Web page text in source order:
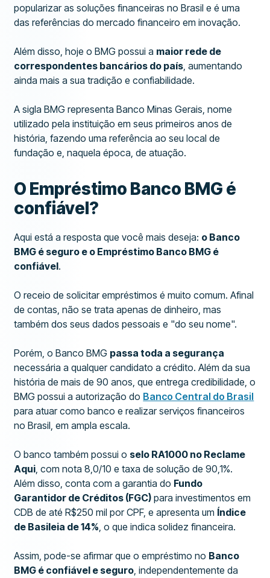
popularizar as soluções financeiras no Brasil e é uma
das referências do mercado financeiro em inovação.
Além disso, hoje o BMG possui a maior rede de
correspondentes bancários do país, aumentando
ainda mais a sua tradição e confiabilidade.
A sigla BMG representa Banco Minas Gerais, nome
utilizado pela instituição em seus primeiros anos de
história, fazendo uma referência ao seu local de
fundação e, naquela época, de atuação.
O Empréstimo Banco BMG é
confiável?
Aqui está a resposta que você mais deseja: o Banco
BMG é seguro e o Empréstimo Banco BMG é
confiável.
O receio de solicitar empréstimos é muito comum. Afinal
de contas, não se trata apenas de dinheiro, mas
também dos seus dados pessoais e "do seu nome".
Porém, o Banco BMG passa toda a segurança
necessária a qualquer candidato a crédito. Além da sua
história de mais de 90 anos, que entrega credibilidade, o
BMG possui a autorização do Banco Central do Brasil
para atuar como banco e realizar serviços financeiros
no Brasil, em ampla escala.
O banco também possui o selo RA1000 no Reclame
Aqui, com nota 8,0/10 e taxa de solução de 90,1%.
Além disso, conta com a garantia do Fundo
Garantidor de Créditos (FGC) para investimentos em
CDB de até R$250 mil por CPF, e apresenta um Índice
de Basileia de 14%, o que indica solidez financeira.
Assim, pode-se afirmar que o empréstimo no Banco
BMG é confiável e seguro, independentemente da